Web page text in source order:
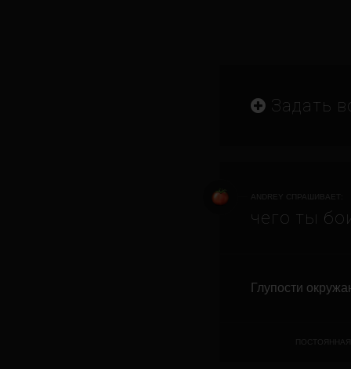
Задать
ANDREY СПРАШИВАЕТ:
чего ты
Глупости